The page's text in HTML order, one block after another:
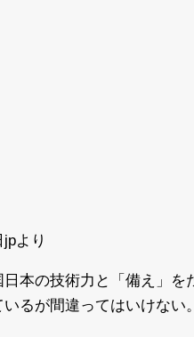
より
本の技術力と「備え」を
るが間違ってはいけない